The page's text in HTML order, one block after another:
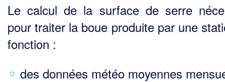
Le calcul de la surface de serre
pour traiter la boue produite par une
fonction :
des données météo moyennes